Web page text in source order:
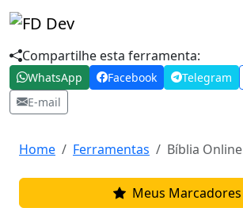
Compartilhe esta ferramenta:
WhatsApp Facebook Telegram
E-mail
Home Ferramentas Bíblia Online
Meus Marcadores